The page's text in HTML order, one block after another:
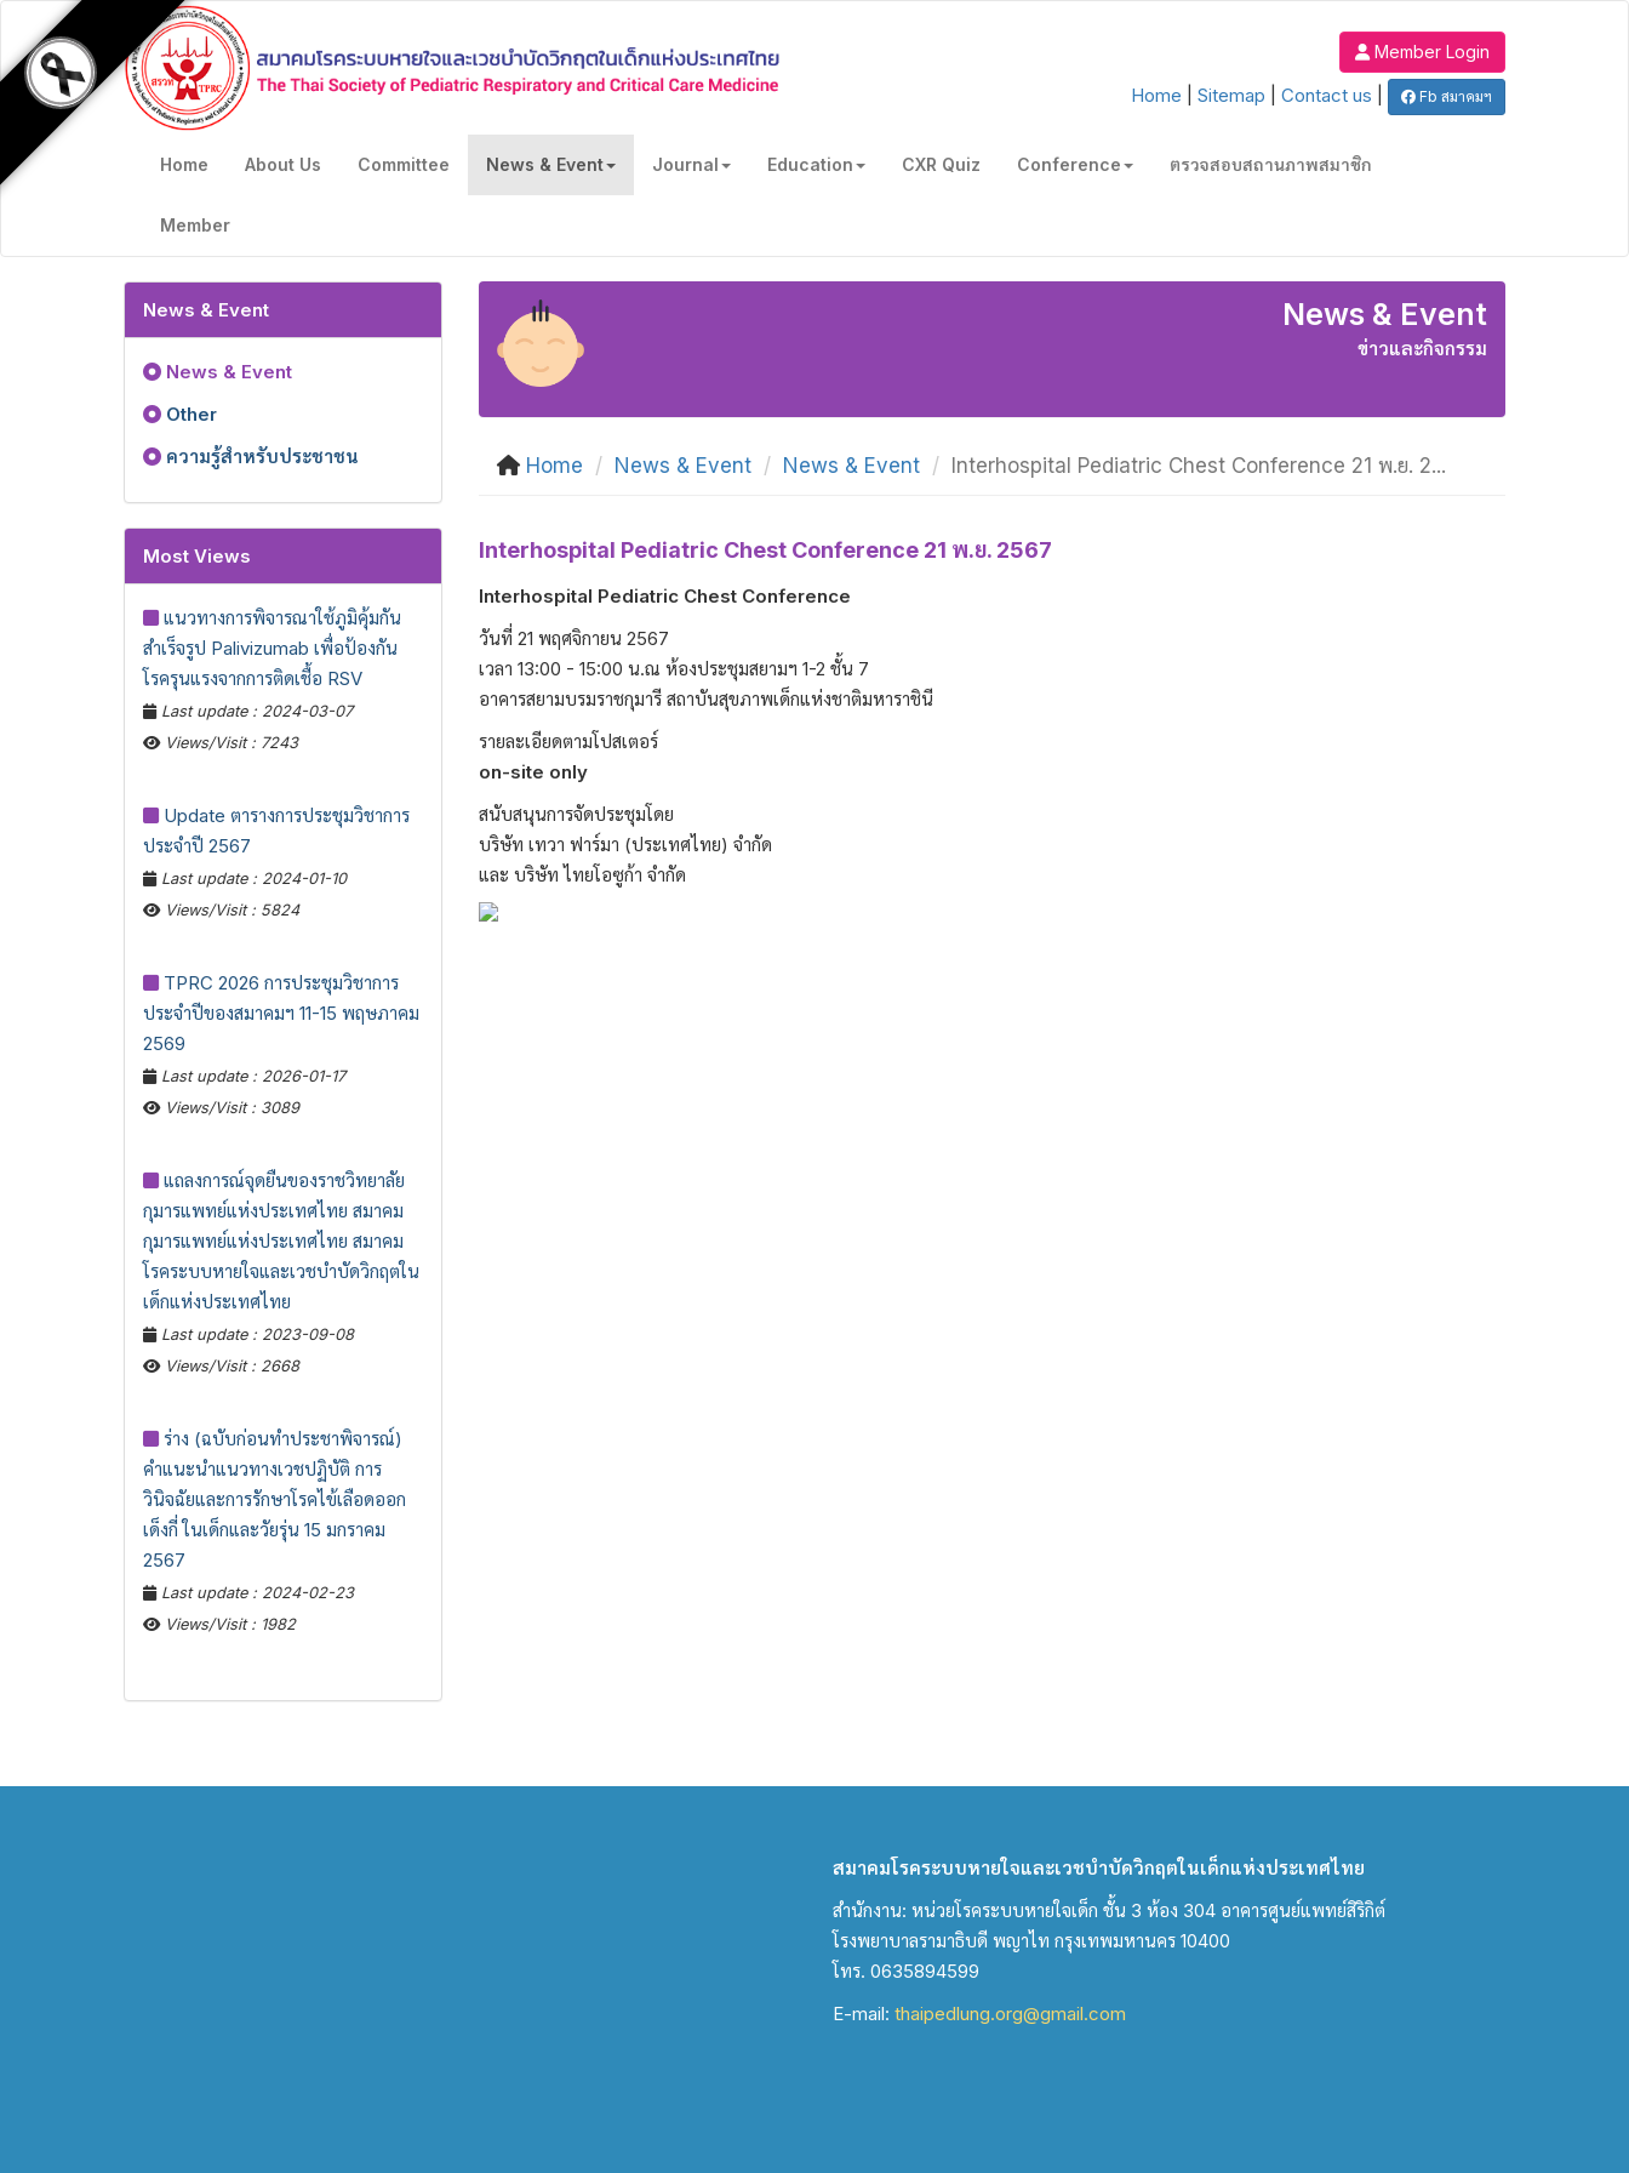
Member Login
Home Sitemap Contact us Fb สมาคมฯ
Home About Us Committee News & Event Journal Education CXR Quiz Conference ตรวจสอบสถานภาพสมาชิก
Member
News & Event
News & Event
Other
ความรู้สำหรับประชาชน
Most Views
แนวทางการพิจารณาใช้ภูมิคุ้มกัน
สำเร็จรูป Palivizumab เพื่อป้องกัน
โรครุนแรงจากการติดเชื้อ RSV
Last update : 2024-03-07
Views/Visit : 7243
Update ตารางการประชุมวิชาการ
ประจำปี 2567
Last update : 2024-01-10
Views/Visit : 5824
TPRC 2026 การประชุมวิชาการ
ประจำปีของสมาคมฯ 11-15 พฤษภาคม
2569
Last update : 2026-01-17
Views/Visit : 3089
แถลงการณ์จุดยืนของราชวิทยาลัย
กุมารแพทย์แห่งประเทศไทย สมาคม
กุมารแพทย์แห่งประเทศไทย สมาคม
โรคระบบหายใจและเวชบำบัดวิกฤตใน
เด็กแห่งประเทศไทย
Last update : 2023-09-08
Views/Visit : 2668
ร่าง (ฉบับก่อนทำประชาพิจารณ์)
คำแนะนำแนวทางเวชปฏิบัติ การ
วินิจฉัยและการรักษาโรคไข้เลือดออก
เด็งกี่ ในเด็กและวัยรุ่น 15 มกราคม
2567
Last update : 2024-02-23
Views/Visit : 1982
News & Event
ข่าวและกิจกรรม
Home News & Event News & Event Interhospital Pediatric Chest Conference 21 พ.ย. 2...
Interhospital Pediatric Chest Conference 21 พ.ย. 2567
Interhospital Pediatric Chest Conference
วันที่ 21 พฤศจิกายน 2567
เวลา 13:00 - 15:00 น.ณ ห้องประชุมสยามฯ 1-2 ชั้น 7
อาคารสยามบรมราชกุมารี สถาบันสุขภาพเด็กแห่งชาติมหาราชินี
รายละเอียดตามโปสเตอร์
on-site only
สนับสนุนการจัดประชุมโดย
บริษัท เทวา ฟาร์มา (ประเทศไทย) จำกัด
และ บริษัท ไทยโอซูก้า จำกัด
สมาคมโรคระบบหายใจและเวชบำบัดวิกฤตในเด็กแห่งประเทศไทย
สำนักงาน: หน่วยโรคระบบหายใจเด็ก ชั้น 3 ห้อง 304 อาคารศูนย์แพทย์สิริกิต์
โรงพยาบาลรามาธิบดี พญาไท กรุงเทพมหานคร 10400
โทร. 0635894599
E-mail: thaipedlung.org@gmail.com